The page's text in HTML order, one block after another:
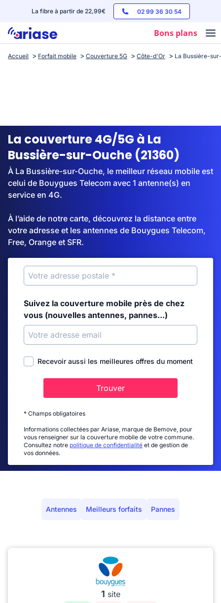
La fibre à partir de 22,99€ 02 99 36 30 54
Bons plans
Box internet
Streaming
Accueil Forfait mobile Couverture 5G Côte-d'Or La Bussière-
La couverture 4G/5G à La
Bussière-sur-Ouche (21360)
À La Bussière-sur-Ouche, le meilleur réseau mobile est
celui de Bouygues Telecom avec 1 antenne(s) en
service en 4G.
À l’aide de notre carte, découvrez la distance entre
votre adresse et les antennes de Bouygues Telecom,
Free, Orange et SFR.
Suivez la couverture mobile près de chez
vous (nouvelles antennes, pannes...)
Recevoir aussi les meilleures offres du moment
Trouver
* Champs obligatoires
Informations collectées par Ariase, marque de Bemove, pour
vous renseigner sur la couverture mobile de votre commune.
Consultez notre politique de confidentialité et de gestion de
vos données.
Antennes Meilleurs forfaits Pannes
1 site